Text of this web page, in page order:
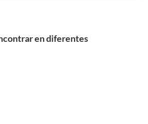
en diferentes